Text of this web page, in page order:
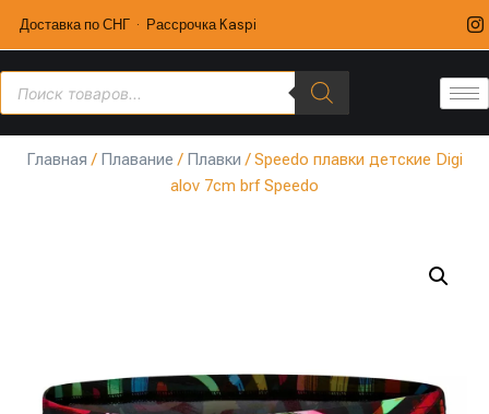
Доставка по СНГ · Рассрочка Kaspi
Главная / Плавание / Плавки / Speedo плавки детские Digi
alov 7cm brf Speedo